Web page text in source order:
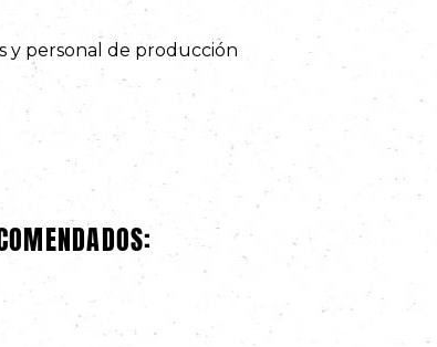
y personal de producción